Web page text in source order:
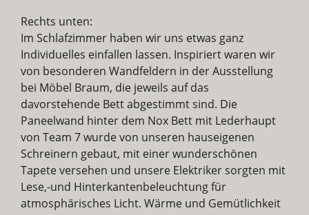
Rechts unten:
Im Schlafzimmer haben wir uns etwas ganz
Individuelles einfallen lassen. Inspiriert waren wir
von besonderen Wandfeldern in der Ausstellung
bei Möbel Braum, die jeweils auf das
davorstehende Bett abgestimmt sind. Die
Paneelwand hinter dem Nox Bett mit Lederhaupt
von Team 7 wurde von unseren hauseigenen
Schreinern gebaut, mit einer wunderschönen
Tapete versehen und unsere Elektriker sorgten mit
Lese,-und Hinterkantenbeleuchtung für
atmosphärisches Licht. Wärme und Gemütlichkeit